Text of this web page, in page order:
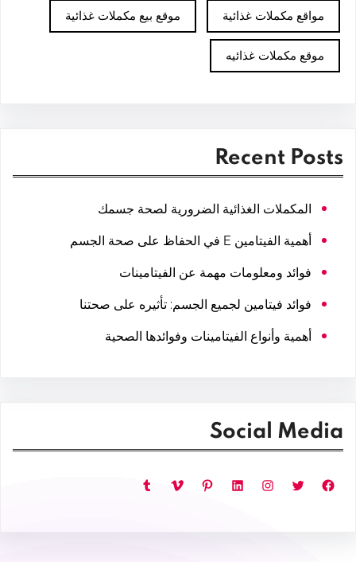
مواقع مكملات غذائية موقع بيع مكملات غذائية
موقع مكملات غذائيه
Recent Posts
المكملات الغذائية الضرورية لصحة جسمك
أهمية الفيتامين E في الحفاظ على صحة الجسم
فوائد ومعلومات مهمة عن الفيتامينات
فوائد فيتامين لجميع الجسم: تأثيره على صحتنا
أهمية وأنواع الفيتامينات وفوائدها الصحية
Social Media
فيسبوك تويتر إنستجرام لينكد إن بينتريست فيميو تمبلر